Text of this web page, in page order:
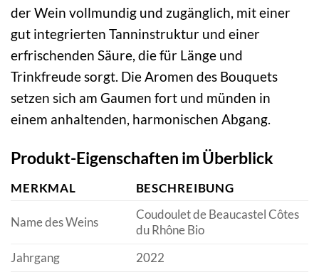
der Wein vollmundig und zugänglich, mit einer
gut integrierten Tanninstruktur und einer
erfrischenden Säure, die für Länge und
Trinkfreude sorgt. Die Aromen des Bouquets
setzen sich am Gaumen fort und münden in
einem anhaltenden, harmonischen Abgang.
Produkt-Eigenschaften im Überblick
MERKMAL BESCHREIBUNG
Name des Weins
Coudoulet de Beaucastel Côtes
du Rhône Bio
Jahrgang
2022